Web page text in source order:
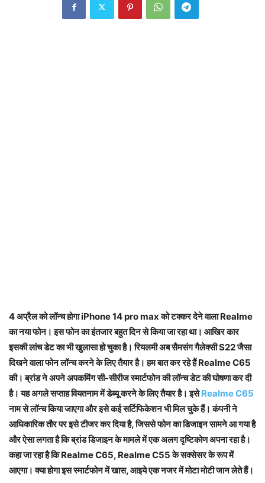
4 अप्रैल को लॉन्च होगा iPhone 14 pro max को टक्कर देने वाला Realme
का नया फोन। इस फोन का इंतजार बहुत दिन से किया जा रहा था। आखिर कार
इसकी लांच डेट का भी खुलासा हो चुका है। रियलमी अब सैमसंग गैलेक्सी S22 जैसा
दिखने वाला फोन लॉन्च करने के लिए तैयार है। हम बात कर रहे हैं Realme C65
की। ब्रांड ने अपने अपकमिंग सी-सीरीज स्मार्टफोन की लॉन्च डेट की घोषणा कर दी
है। यह अगले सप्ताह वियतनाम में डेब्यू करने के लिए तैयार है। इसेRealme C65
नाम से लॉन्च किया जाएगा और इसे कई सर्टिफिकेशन भी मिल चुके हैं। कंपनी ने
आधिकारिक तौर पर इसे टीजर कर दिया है, जिससे फोन का डिजाइन सामने आ गया है
और ऐसा लगता है कि ब्रांड डिजाइन के मामले में एक अलग दृष्टिकोण अपना रहा है।
कहा जा रहा है कि Realme C65, Realme C55 के सक्सेसर के रूप में
आएगा। क्या होगा इस स्मार्टफोन में खास, आइये एक नजर में मोटा मोटी जान लेते हैं।